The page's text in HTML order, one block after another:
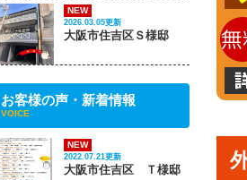
NEW
2026.03.05更新
大阪市住吉区Ｓ様邸
お客様の声・新着情報
VOICE
NEW
2022.07.21更新
大阪市住吉区 Ｔ様邸